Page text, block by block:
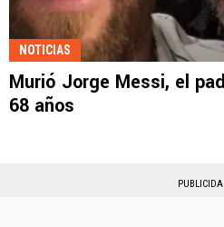
NOTICIAS
Murió Jorge Messi, el
68 años